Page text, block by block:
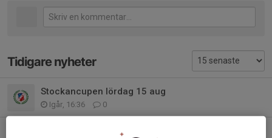
Tidigare nyheter
Stockancupen lördag 15 aug
Igår, 16:36 0
Fair Play Cup - Spelschema klart